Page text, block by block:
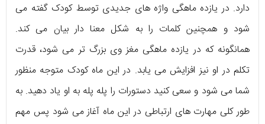
دارد. در یازده ماهگی واژه های جدیدی توسط کودک گفته می
شود و همچنین کلمات را به شکل معنا دار بیان می کند.
همانگونه که در یازده ماهگی مغز وی بزرگ تر می شود، قدرت
تکلم در او نیز افزایش می یابد. در این ماه کودک متوجه منظور
شما می شود و سعی کنید دستورات را پله پله به او یاد دهید. به
طور کلی مهارت های ارتباطی در این ماه آغاز می شود پس مهم